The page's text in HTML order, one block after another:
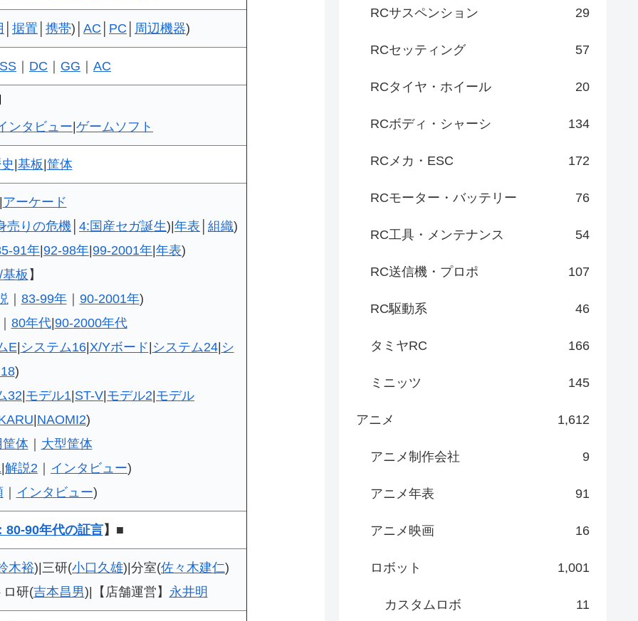
据置 携帯)│ AC PC 周辺機器)
SS ｜ DC ｜ GG ｜ AC
ンタビュー|ゲームソフト
|基板|筐体
アーケード
売りの危機 4:国産セガ誕生)|年表 組織)
91年|92-98年|99-2001年|年表)
板 】
｜ 83-99年｜ 90-2001年)
80年代|90-2000年代
E| システム16|X/Yボード| システム24| シ
)
32|モデル1|ST-V|モデル2|モデル
|NAOMI2)
体｜ 大型筐体
|解説2 ｜ インタビュー)
｜ インタビュー)
80-90年代の証言】■
木裕)|三研(小口久雄)|分室(佐々木建仁)
ロ研(吉本昌男)|【店舗運営】 永井明
RCサスペンション 29
RCセッティング 57
RCタイヤ・ホイール 20
RCボディ・シャーシ 134
RCメカ・ESC 172
RCモーター・バッテリー 76
RC工具・メンテナンス 54
RC送信機・プロポ 107
RC駆動系 46
タミヤRC 166
ミニッツ 145
アニメ 1,612
アニメ制作会社 9
アニメ年表 91
アニメ映画 16
ロボット 1,001
カスタムロボ 11